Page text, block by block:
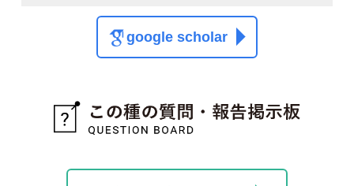
新規会員登録 掲載図鑑一覧 よくある質問
ご利用の方へ